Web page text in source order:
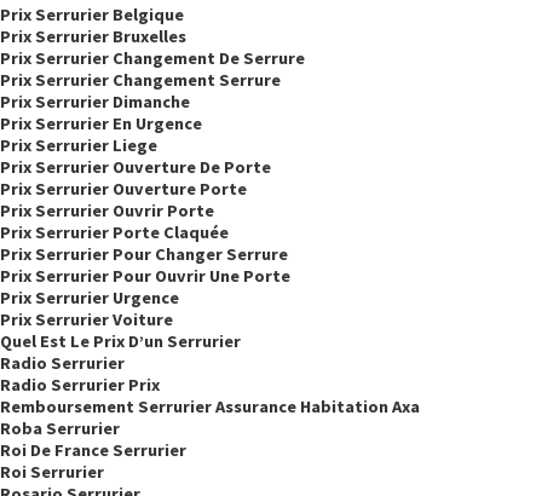
Prix Serrurier Belgique
Prix Serrurier Bruxelles
Prix Serrurier Changement De Serrure
Prix Serrurier Changement Serrure
Prix Serrurier Dimanche
Prix Serrurier En Urgence
Prix Serrurier Liege
Prix Serrurier Ouverture De Porte
Prix Serrurier Ouverture Porte
Prix Serrurier Ouvrir Porte
Prix Serrurier Porte Claquée
Prix Serrurier Pour Changer Serrure
Prix Serrurier Pour Ouvrir Une Porte
Prix Serrurier Urgence
Prix Serrurier Voiture
Quel Est Le Prix D’un Serrurier
Radio Serrurier
Radio Serrurier Prix
Remboursement Serrurier Assurance Habitation Axa
Roba Serrurier
Roi De France Serrurier
Roi Serrurier